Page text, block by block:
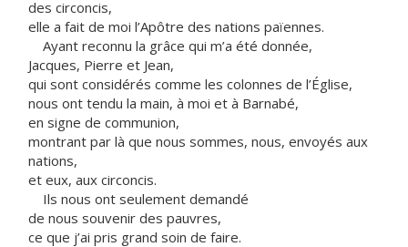
des circoncis,
elle a fait de moi l’Apôtre des nations païennes.
Ayant reconnu la grâce qui m’a été donnée,
Jacques, Pierre et Jean,
qui sont considérés comme les colonnes de l’Église,
nous ont tendu la main, à moi et à Barnabé,
en signe de communion,
montrant par là que nous sommes, nous, envoyés aux
nations,
et eux, aux circoncis.
Ils nous ont seulement demandé
de nous souvenir des pauvres,
ce que j’ai pris grand soin de faire.